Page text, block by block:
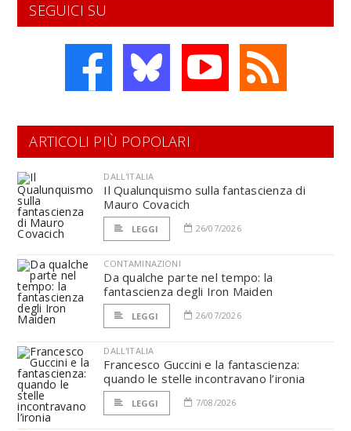
SEGUICI SU
ARTICOLI PIÙ POPOLARI
DALL'ITALIA
Il Qualunquismo sulla fantascienza di
Mauro Covacich
LEGGI 26/07/2026
CONTAMINAZIONI
Da qualche parte nel tempo: la
fantascienza degli Iron Maiden
LEGGI 26/07/2026
DALL'ITALIA
Francesco Guccini e la fantascienza:
quando le stelle incontravano l’ironia
LEGGI 7/08/2026